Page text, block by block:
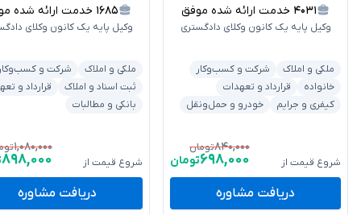
۴۰۳۱ خدمت ارائه شده موفق
وکیل پایه یک کانون وکلای دادگستری
ملکی و املاک
شرکت و کسب‌وکار
خانواده
قرارداد و تعهدات
کیفری و جرایم
خودرو و حمل‌ونقل
شروع قیمت از
۸۴۰,۰۰۰تومان
۶۹۸,۰۰۰تومان
دریافت مشاوره
۱۶۸۵ خدمت ارائه شده موفق
وکیل پایه یک کانون وکلای
ملکی و املاک
شرکت و
ثبت اسناد و املاک
قرارداد و
بانکی و مطالبات
شروع قیمت از
۱,۰۸۰,۰۰۰
۸۹۸,۰۰۰
دریافت مشاوره